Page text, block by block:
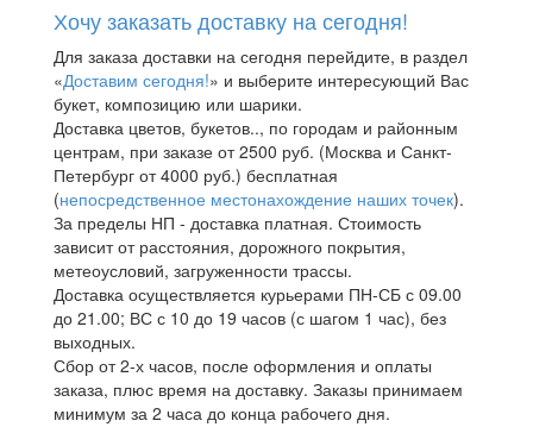
Хочу заказать доставку на сегодня!
Для заказа доставки на сегодня перейдите, в раздел
«Доставим сегодня!» и выберите интересующий Вас
букет, композицию или шарики.
Доставка цветов, букетов.., по городам и районным
центрам, при заказе от 2500 руб. (Москва и Санкт-
Петербург от 4000 руб.) бесплатная
(непосредственное местонахождение наших точек).
За пределы НП - доставка платная. Стоимость
зависит от расстояния, дорожного покрытия,
метеоусловий, загруженности трассы.
Доставка осуществляется курьерами ПН-СБ с 09.00
до 21.00; ВС с 10 до 19 часов (с шагом 1 час), без
выходных.
Сбор от 2-х часов, после оформления и оплаты
заказа, плюс время на доставку. Заказы принимаем
минимум за 2 часа до конца рабочего дня.